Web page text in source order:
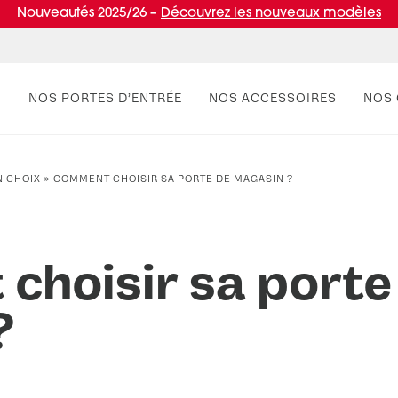
Nouveautés 2025/26 – Découvrez les nouveaux modèles
NOS PORTES D’ENTRÉE
PAR STYLE
Portes d’entrée vitrées
Portes d'entrée pleines
NOS ACCESSOIRES NOS
RÉUSSIR MON PROJET
CHOIX » COMMENT CHOISIR SA PORTE DE MAGASIN ?
choisir sa